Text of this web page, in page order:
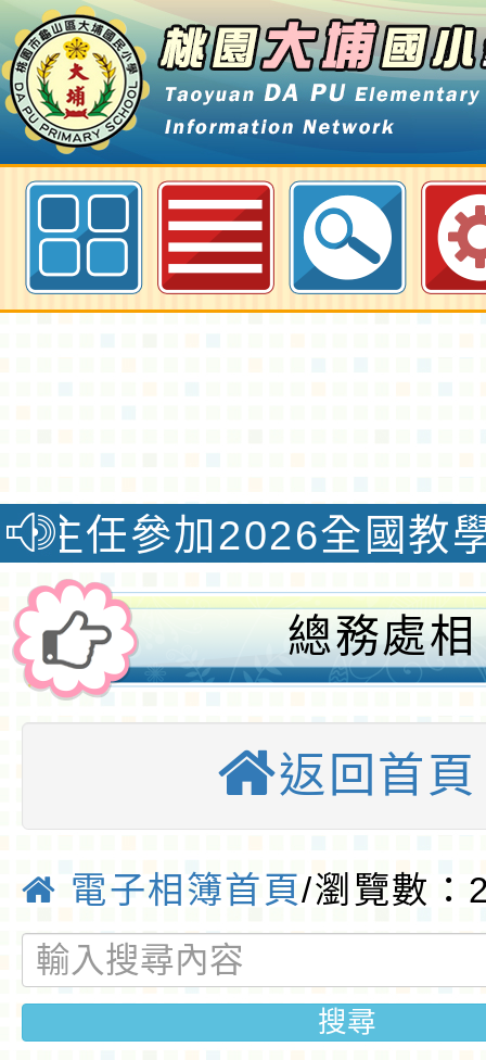
2025/12/09食農教育-大埔菜園收成
2026全國教學創新
總務處相
育-大埔菜園收
返回首頁
電子相簿首頁/瀏覽數：
搜尋